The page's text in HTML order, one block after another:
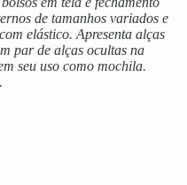
de tamanhos variados e
elástico. Apresenta alças
par de alças ocultas na
seu uso como mochila.